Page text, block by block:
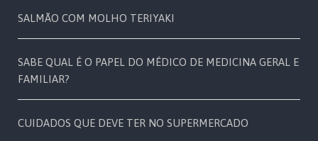
SALMÃO COM MOLHO TERIYAKI
SABE QUAL É O PAPEL DO MÉDICO DE MEDICINA GERAL E
FAMILIAR?
CUIDADOS QUE DEVE TER NO SUPERMERCADO